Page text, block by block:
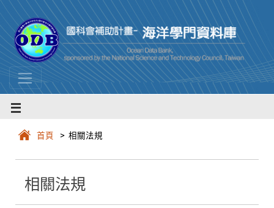
首頁 > 相關法規
相關法規